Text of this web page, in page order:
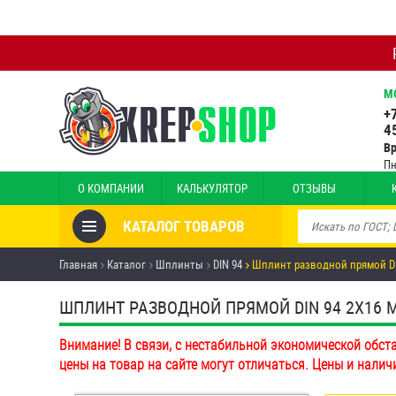
О КОМПАНИИ КАЛЬКУЛЯТОР ОТЗЫВЫ
КАТАЛОГ ТОВАРОВ
Товары со скидкой
Анкеры
Антивандальный крепёж,
инструмент
Болты и винты
Главная Каталог Шплинты DIN 94 Шплинт разводной прямой
ШПЛИНТ РАЗВОДНОЙ ПРЯМОЙ DIN 94 2Х16
Внимание! В связи, с нестабильной экономической
цены на товар на сайте могут отличаться. Цены и